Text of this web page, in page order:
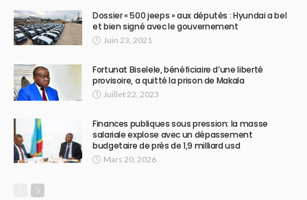
Dossier « 500 jeeps » aux députés : Hyundai a bel
et bien signé avec le gouvernement
Juin 23, 2021
Fortunat Biselele, bénéficiaire d’une liberté
provisoire, a quitté la prison de Makala
Juillet 22, 2023
Finances publiques sous pression: la masse
salariale explose avec un dépassement
budgetaire de près de 1,9 milliard usd
Mars 20, 2026